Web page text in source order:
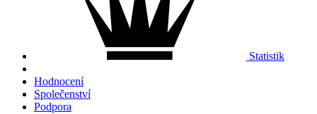
Statistik
Hodnocení
Společenství
Podpora